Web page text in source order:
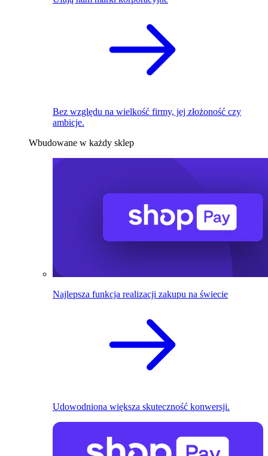
Bez względu na wielkość firmy, jej złożoność czy
ambicje.
Wbudowane w każdy sklep
Najlepsza funkcja realizacji zakupu na świecie
Udowodniona większa skuteczność konwersji.